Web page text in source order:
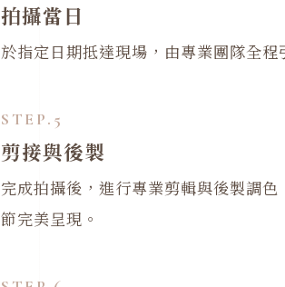
拍攝當日
於指定日期抵達現場，由專業團隊全
5
剪接與後製
完成拍攝後，進行專業剪輯與後製調
節完美呈現。